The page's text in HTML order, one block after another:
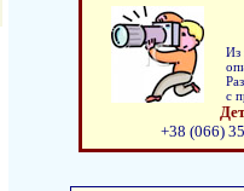
Из
с
+38 (066)